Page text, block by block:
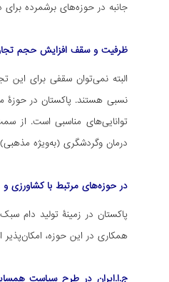
جانبه در حوزه‌های برشمرده
ظرفیت و سقف افزایش حجم
البته نمی‌توان سقفی برای این
نسبی هستند. پاکستان در حوزۀ
توانایی‌های مناسبی است. از
درمان وگردشگری (به‌ویژه
در حوزه‌های مرتبط با کشاورزی
پاکستان در زمینۀ تولید دام
همکاری در این حوزه،
ج.ا.ایران در طرح سیاست